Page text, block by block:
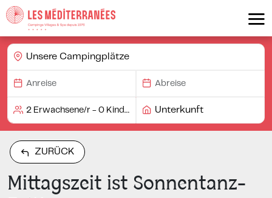
Unsere Campingplätze
Unterkunft
ZURÜCK
Mittagszeit ist Sonnentanz-